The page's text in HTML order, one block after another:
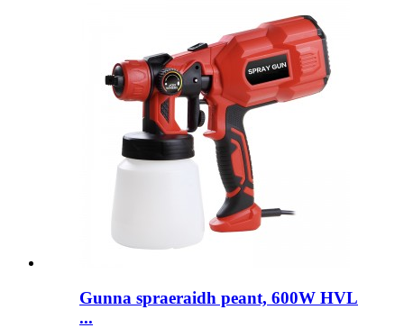
Gunna spraeraidh peant, 600W HVL
...